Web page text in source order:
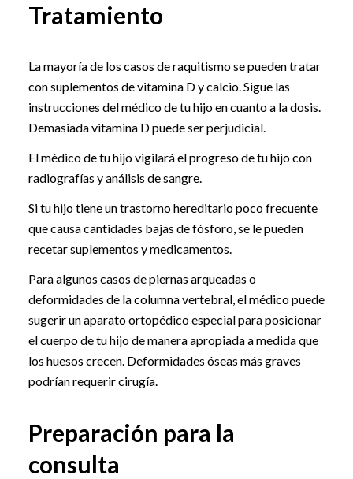
Tratamiento
La mayoría de los casos de raquitismo se pueden tratar
con suplementos de vitamina D y calcio. Sigue las
instrucciones del médico de tu hijo en cuanto a la dosis.
Demasiada vitamina D puede ser perjudicial.
El médico de tu hijo vigilará el progreso de tu hijo con
radiografías y análisis de sangre.
Si tu hijo tiene un trastorno hereditario poco frecuente
que causa cantidades bajas de fósforo, se le pueden
recetar suplementos y medicamentos.
Para algunos casos de piernas arqueadas o
deformidades de la columna vertebral, el médico puede
sugerir un aparato ortopédico especial para posicionar
el cuerpo de tu hijo de manera apropiada a medida que
los huesos crecen. Deformidades óseas más graves
podrían requerir cirugía.
Preparación para la
consulta